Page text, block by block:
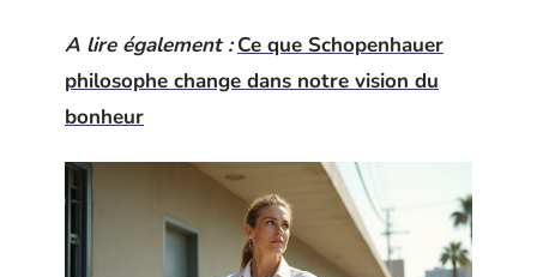
A lire également : Ce que Schopenhauer
philosophe change dans notre vision du
bonheur